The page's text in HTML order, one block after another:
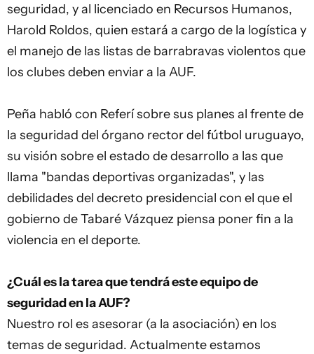
seguridad, y al licenciado en Recursos Humanos,
Harold Roldos, quien estará a cargo de la logística y
el manejo de las listas de barrabravas violentos que
los clubes deben enviar a la AUF.
Peña habló con Referí sobre sus planes al frente de
la seguridad del órgano rector del fútbol uruguayo,
su visión sobre el estado de desarrollo a las que
llama "bandas deportivas organizadas", y las
debilidades del decreto presidencial con el que el
gobierno de Tabaré Vázquez piensa poner fin a la
violencia en el deporte.
¿Cuál es la tarea que tendrá este equipo de
seguridad en la AUF?
Nuestro rol es asesorar (a la asociación) en los
temas de seguridad. Actualmente estamos